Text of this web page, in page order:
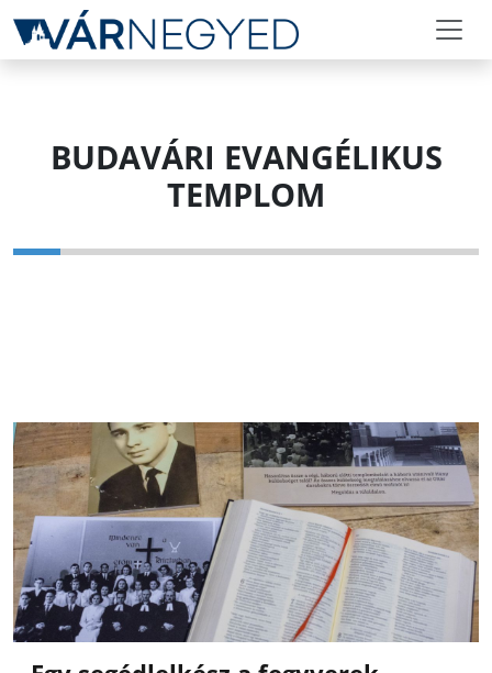
BUDAVÁRI EVANGÉLIKUS
TEMPLOM